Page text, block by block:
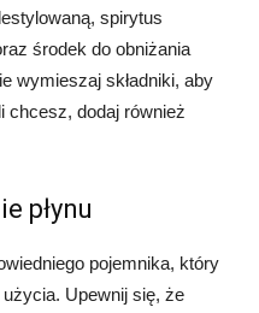
spirytus
środek do obniżania
wymieszaj składniki, aby
chcesz, dodaj również
płynu
pojemnika, który
Upewnij się, że